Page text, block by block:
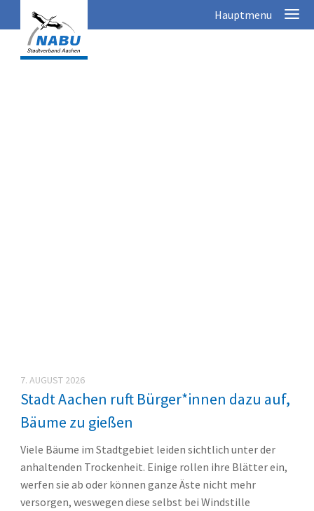
7. AUGUST 2026
Stadt Aachen ruft Bürger*innen dazu auf,
Bäume zu gießen
Viele Bäume im Stadtgebiet leiden sichtlich unter der
anhaltenden Trockenheit. Einige rollen ihre Blätter ein,
werfen sie ab oder können ganze Äste nicht mehr
versorgen, weswegen diese selbst bei Windstille